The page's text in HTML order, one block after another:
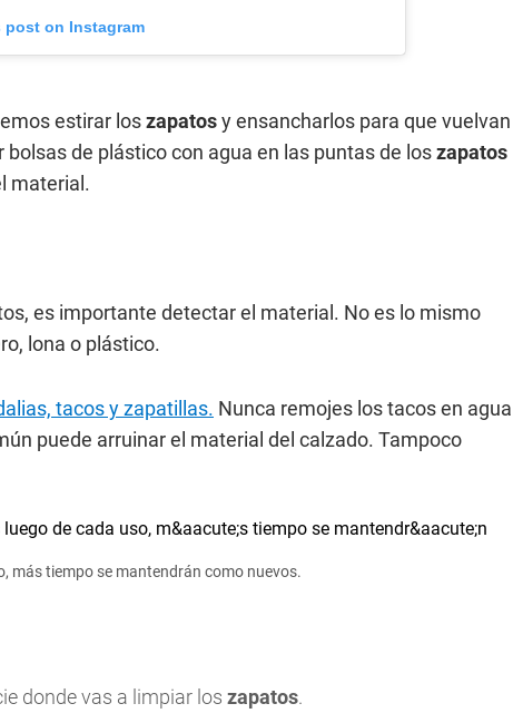
post on Instagram
estirar loszapatosy ensancharlos para que vuelvan
de plástico con agua en las puntas de loszapatos
material.
es importante detectar el material. No es lo mismo
lona o plástico.
tacos y zapatillas. Nunca remojes los tacos en agua
puede arruinar el material del calzado. Tampoco
más tiempo se mantendrán como nuevos.
donde vas a limpiar los zapatos.